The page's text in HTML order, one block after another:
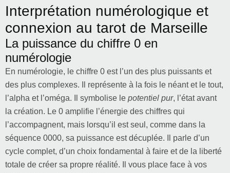
Interprétation numérologique et
connexion au tarot de Marseille
La puissance du chiffre 0 en
numérologie
En numérologie, le chiffre 0 est l’un des plus puissants et
des plus complexes. Il représente à la fois le néant et le tout,
l’alpha et l’oméga. Il symbolise le potentiel pur, l’état avant
la création. Le 0 amplifie l’énergie des chiffres qui
l’accompagnent, mais lorsqu’il est seul, comme dans la
séquence 0000, sa puissance est décuplée. Il parle d’un
cycle complet, d’un choix fondamental à faire et de la liberté
totale de créer sa propre réalité. Il vous place face à vos